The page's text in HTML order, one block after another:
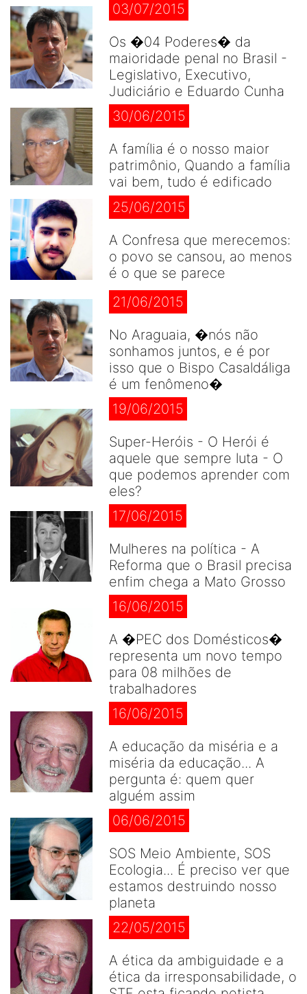
03/07/2015
Os �04 Poderes� da
maioridade penal no Brasil -
Legislativo, Executivo,
Judiciário e Eduardo Cunha
30/06/2015
A família é o nosso maior
patrimônio, Quando a família
vai bem, tudo é edificado
25/06/2015
A Confresa que merecemos:
o povo se cansou, ao menos
é o que se parece
21/06/2015
No Araguaia, �nós não
sonhamos juntos, e é por
isso que o Bispo Casaldáliga
é um fenômeno�
19/06/2015
Super-Heróis - O Herói é
aquele que sempre luta - O
que podemos aprender com
eles?
17/06/2015
Mulheres na política - A
Reforma que o Brasil precisa
enfim chega a Mato Grosso
16/06/2015
A �PEC dos Domésticos�
representa um novo tempo
para 08 milhões de
trabalhadores
16/06/2015
A educação da miséria e a
miséria da educação... A
pergunta é: quem quer
alguém assim
06/06/2015
SOS Meio Ambiente, SOS
Ecologia... É preciso ver que
estamos destruindo nosso
planeta
22/05/2015
A ética da ambiguidade e a
ética da irresponsabilidade, o